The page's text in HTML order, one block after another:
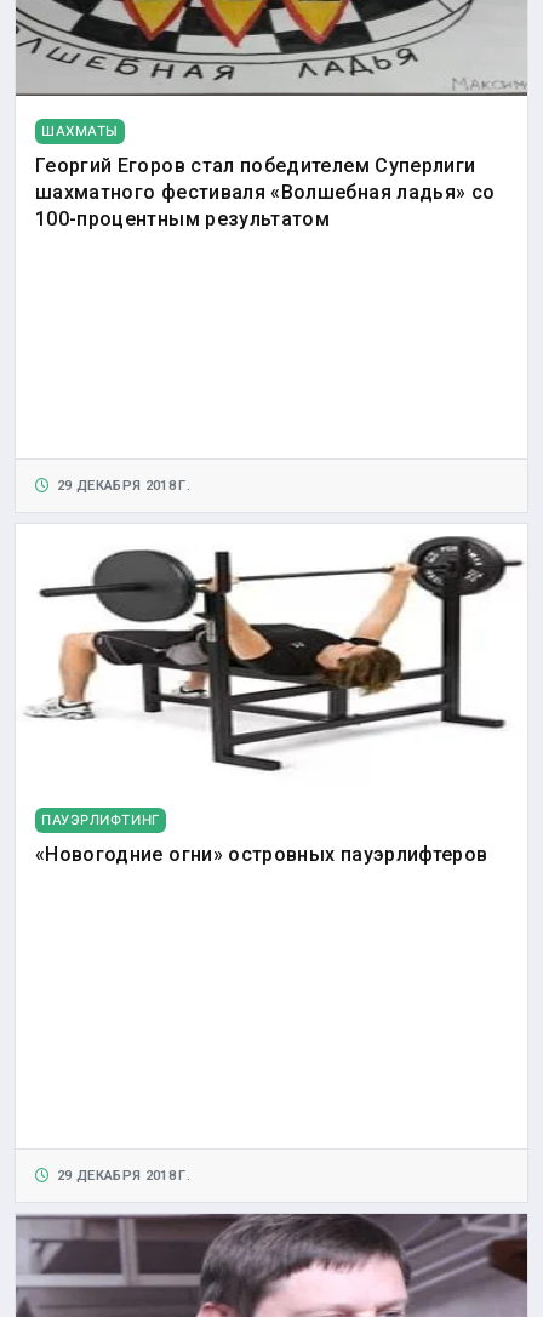
ШАХМАТЫ
Георгий Егоров стал победителем Суперлиги
шахматного фестиваля «Волшебная ладья» со
100-процентным результатом
29 ДЕКАБРЯ 2018 Г.
ПАУЭРЛИФТИНГ
«Новогодние огни» островных пауэрлифтеров
29 ДЕКАБРЯ 2018 Г.